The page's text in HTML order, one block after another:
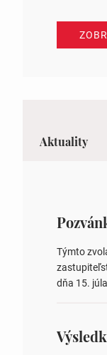
Aktuality
Týmto
dňa 15.
obvodov